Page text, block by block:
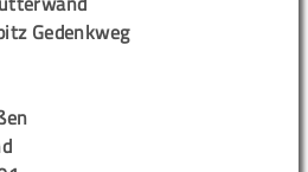
Gedenkweg